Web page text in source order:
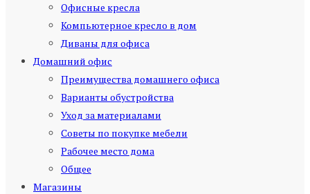
Офисные кресла
Компьютерное кресло в дом
Диваны для офиса
Домашний офис
Преимущества домашнего офиса
Варианты обустройства
Уход за материалами
Советы по покупке мебели
Рабочее место дома
Общее
Магазины